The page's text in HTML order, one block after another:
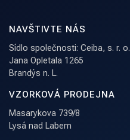
NAVŠTIVTE NÁS
Sídlo společnosti: Ceiba, s. r. o.
Jana Opletala 1265
Brandýs n. L.
VZORKOVÁ PRODEJNA
Masarykova 739/8
Lysá nad Labem